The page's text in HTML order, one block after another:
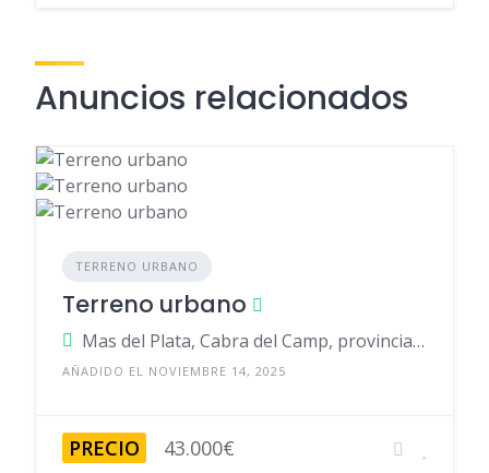
Anuncios relacionados
TERRENO URBANO
Terreno urbano
Mas del Plata, Cabra del Camp, provincia de Tarragona, España
AÑADIDO EL NOVIEMBRE 14, 2025
PRECIO 43.000€